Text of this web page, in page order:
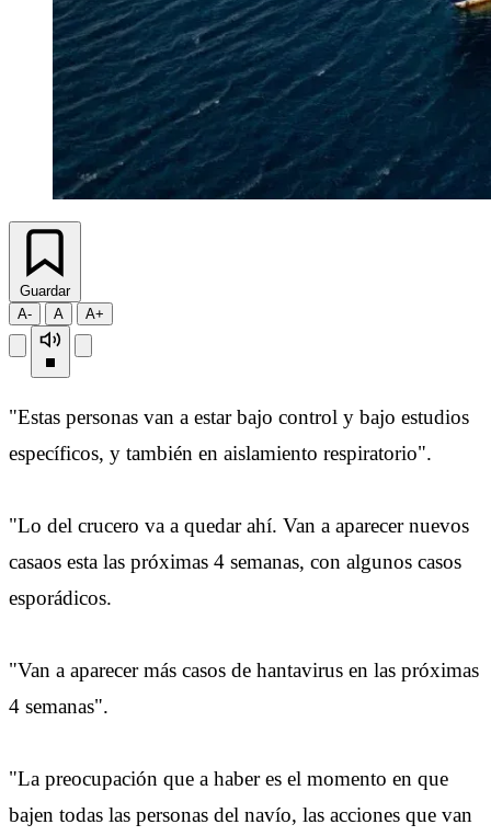
Guardar
A-
A A+
"Estas personas van a estar bajo control y bajo estudios
específicos, y también en aislamiento respiratorio".
"Lo del crucero va a quedar ahí. Van a aparecer nuevos
casaos esta las próximas 4 semanas, con algunos casos
esporádicos.
"Van a aparecer más casos de hantavirus en las próximas
4 semanas".
"La preocupación que a haber es el momento en que
bajen todas las personas del navío, las acciones que van